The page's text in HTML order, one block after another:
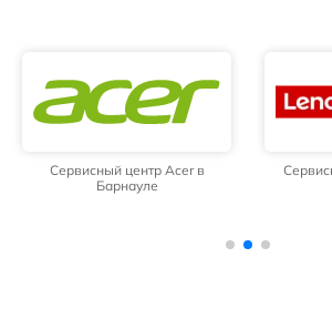
Сервисный центр Acer в
Барнауле